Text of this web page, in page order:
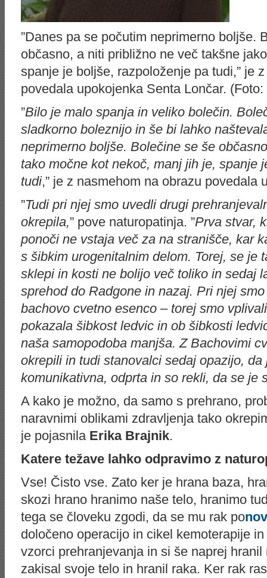
”Danes pa se počutim neprimerno boljše.
občasno, a niti približno ne več takšne
spanje je boljše, razpoloženje pa tudi,” je
povedala upokojenka Senta Lončar.
”Bilo je malo spanja in veliko bolečin.
sladkorno boleznijo in še bi lahko
neprimerno boljše. Bolečine se še
tako močne kot nekoč, manj jih je, spanje
tudi,” je z nasmehom na obrazu povedala
”Tudi pri njej smo uvedli drugi
okrepila,” pove naturopatinja. ”Prva stvar,
ponoči ne vstaja več za na stranišče, kar
s šibkim urogenitalnim delom. Torej, se je
sklepi in kosti ne bolijo več toliko in sedaj
sprehod do Radgone in nazaj. Pri njej
bachovo cvetno esenco – torej smo
pokazala šibkost ledvic in ob šibkosti
naša samopodoba manjša. Z Bachovimi
okrepili in tudi stanovalci sedaj opazijo,
komunikativna, odprta in so rekli, da se je
A kako je možno, da samo s prehrano,
naravnimi oblikami zdravljenja tako
je pojasnila Erika Brajnik.
Katere težave lahko odpravimo z
Vse! Čisto vse. Zato ker je hrana baza,
skozi hrano hranimo naše telo, hranimo
tega se človeku zgodi, da se mu rak ponov
določeno operacijo in cikel kemoterapije
vzorci prehranjevanja in si še naprej
zakisal svoje telo in hranil raka. Ker rak